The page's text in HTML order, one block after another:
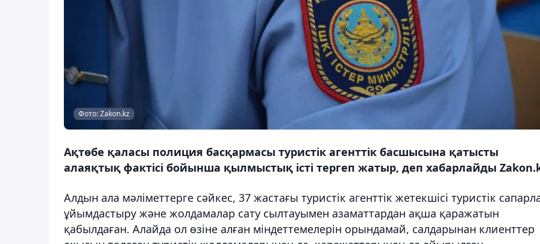
Фото: Zakon.kz
Ақтөбе қаласы полиция басқармасы туристік агенттік басшысына қатысты
алаяқтық фактісі бойынша қылмыстық істі тергеп жатыр, деп хабарлайды
Алдын ала мәліметтерге сәйкес, 37 жастағы туристік агенттік жетекшісі туристік
ұйымдастыру және жолдамалар сату сылтауымен азаматтардан ақша қаражатын
қабылдаған. Алайда ол өзіне алған міндеттемелерін орындамай, салдарынан клиенттер